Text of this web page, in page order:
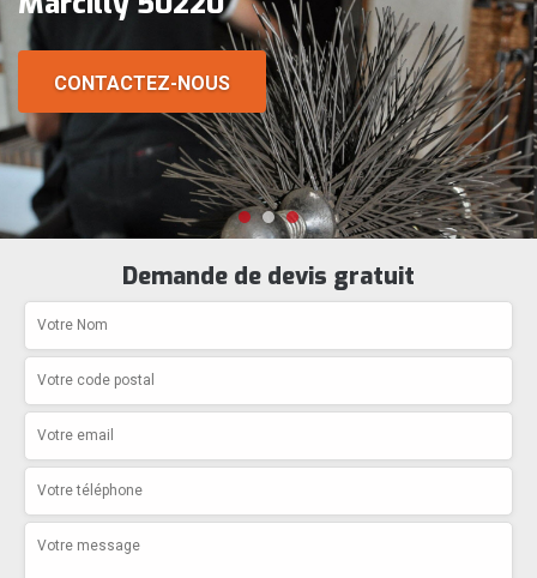
CONTACTEZ-NOUS
Demande de devis gratuit